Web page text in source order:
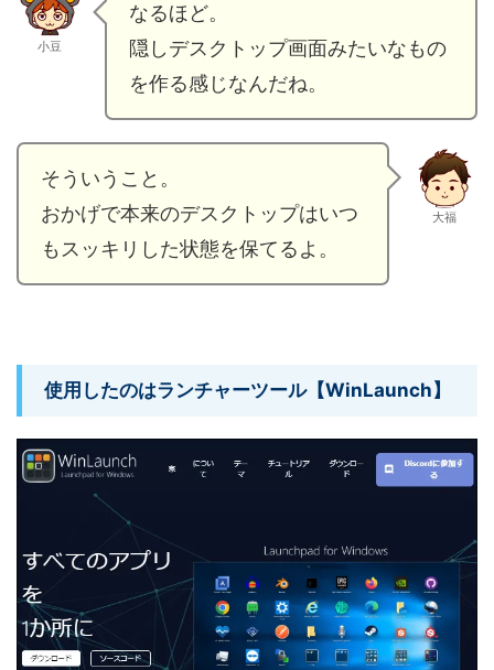
小豆
なるほど。
隠しデスクトップ画面みたいなもの
を作る感じなんだね。
そういうこと。
おかげで本来のデスクトップはいつ
もスッキリした状態を保てるよ。
大福
使用したのはランチャーツール【WinLaunch】